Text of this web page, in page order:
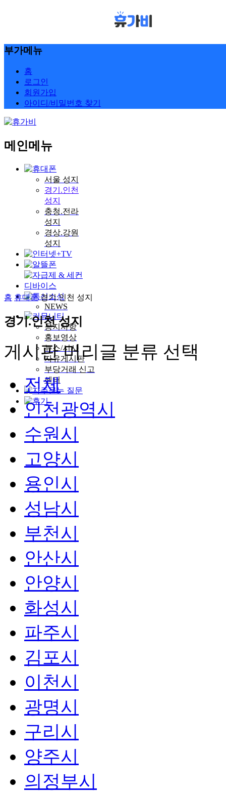
부가메뉴
홈
로그인
회원가입
아이디/비밀번호 찾기
메인메뉴
서울 성지
경기.인천
성지
충청.전라
성지
경상.강원
성지
NEWS
공지사항
홍보영상
뉴스/시사
자유게시판
부당거래 신고
센터
홈 휴대폰 경기.인천 성지
경기.인천 성지
게시판 머리글 분류 선택
전체
인천광역시
수원시
고양시
용인시
성남시
부천시
안산시
안양시
화성시
파주시
김포시
이천시
광명시
구리시
양주시
의정부시